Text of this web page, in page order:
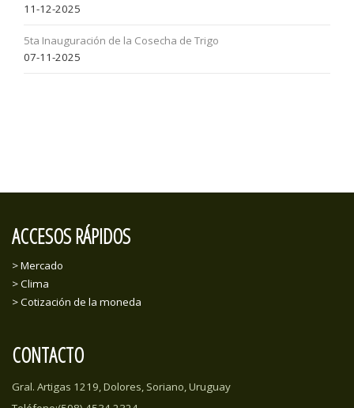
11-12-2025
5ta Inauguración de la Cosecha de Trigo
07-11-2025
ACCESOS RÁPIDOS
> Mercado
> Clima
> Cotización de la moneda
CONTACTO
Gral. Artigas 1219, Dolores, Soriano, Uruguay